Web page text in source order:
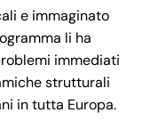
e immaginato
li ha
immediati
strutturali
in tutta Europa.